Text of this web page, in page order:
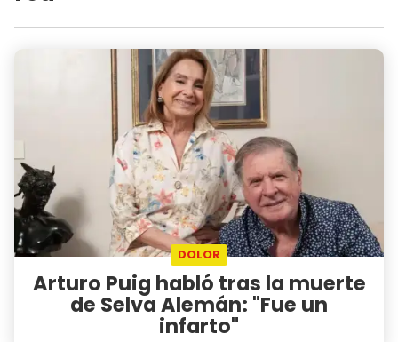
DOLOR
Arturo Puig habló tras la muerte
de Selva Alemán: "Fue un
infarto"